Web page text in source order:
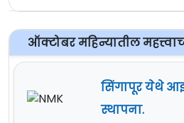
ऑक्टोबर महिन्यातील
सिंगापूर येथे
स्थापना.